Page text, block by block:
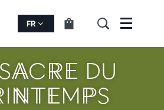
FR Menu
DU